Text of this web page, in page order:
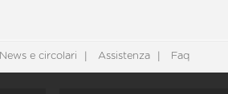
News e circolari Assistenza Faq